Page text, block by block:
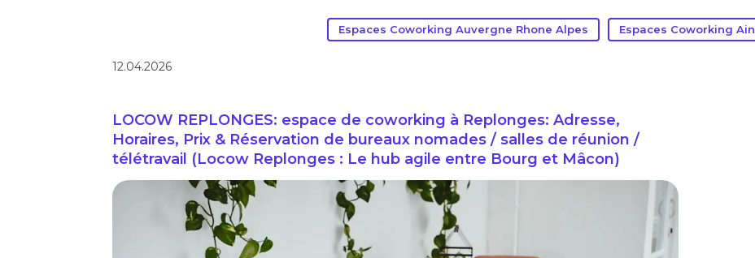
Espaces Coworking Auvergne Rhone Alpes Espaces Coworking Ain
12.04.2026
LOCOW REPLONGES: espace de coworking à Replonges: Adresse,
Horaires, Prix & Réservation de bureaux nomades / salles de réunion /
télétravail (Locow Replonges : Le hub agile entre Bourg et Mâcon)